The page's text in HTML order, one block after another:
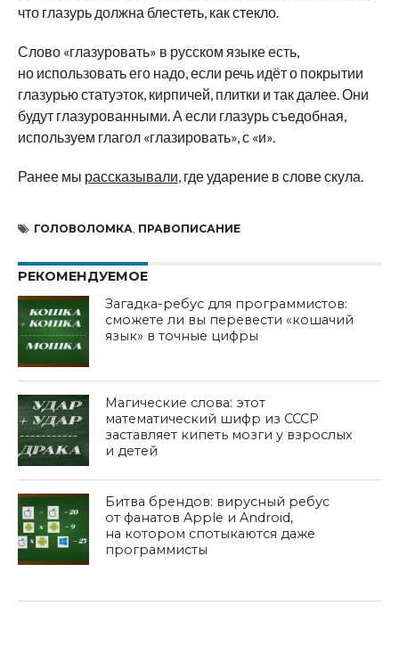
что глазурь должна блестеть, как стекло.
Слово «глазуровать» в русском языке есть,
но использовать его надо, если речь идёт о покрытии
глазурью статуэток, кирпичей, плитки и так далее. Они
будут глазурованными. А если глазурь съедобная,
используем глагол «глазировать», с «и».
Ранее мы рассказывали, где ударение в слове скула.
ГОЛОВОЛОМКА ПРАВОПИСАНИЕ
РЕКОМЕНДУЕМОЕ
Загадка-ребус для программистов:
сможете ли вы перевести «кошачий
язык» в точные цифры
Магические слова: этот
математический шифр из СССР
заставляет кипеть мозги у взрослых
и детей
Битва брендов: вирусный ребус
от фанатов Apple и Android,
на котором спотыкаются даже
программисты